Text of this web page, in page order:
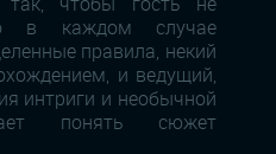
в каждом случае
правила, некий
и ведущий,
интриги и необычной
понять сюжет